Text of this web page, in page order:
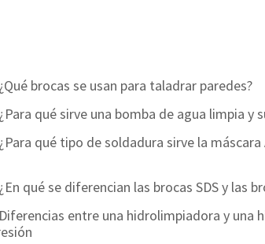
¿Qué brocas se usan para taladrar paredes?
¿Para qué sirve una bomba de agua limpia y
¿Para qué tipo de soldadura sirve la máscara
¿En qué se diferencian las brocas SDS y las
Diferencias entre una hidrolimpiadora y una